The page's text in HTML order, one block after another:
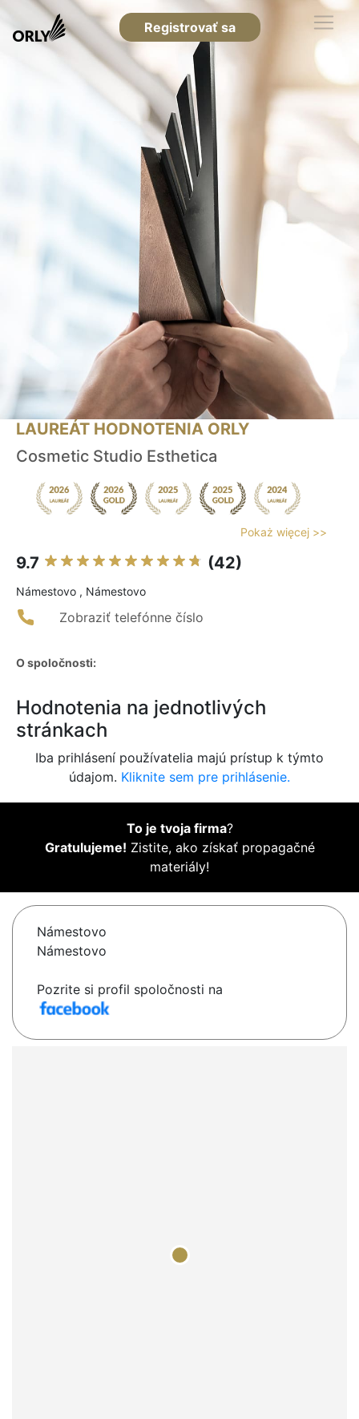
Registrovať sa
LAUREÁT HODNOTENIA ORLY
Cosmetic Studio Esthetica
Pokaż więcej >>
9.7 (42)
Námestovo , Námestovo
Zobraziť telefónne číslo
O spoločnosti:
Hodnotenia na jednotlivých
stránkach
Iba prihlásení používatelia majú prístup k týmto
údajom. Kliknite sem pre prihlásenie.
To je tvoja firma?
Gratulujeme! Zistite, ako získať propagačné
materiály!
Námestovo
Námestovo
Pozrite si profil spoločnosti na